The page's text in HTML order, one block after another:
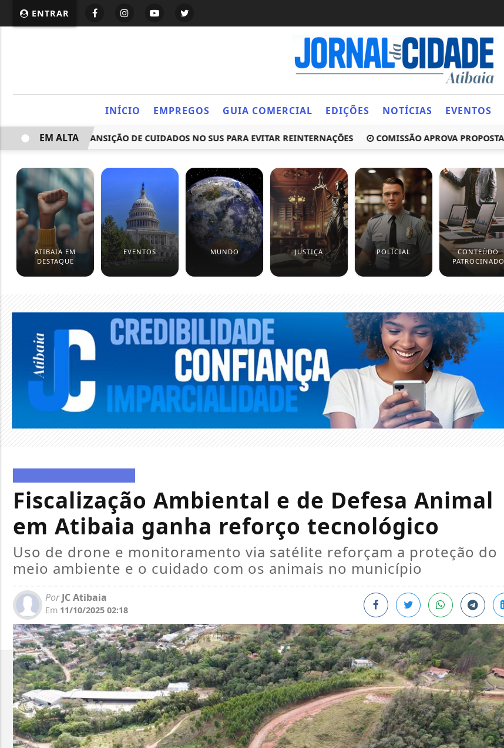
ENTRAR
INÍCIO EMPREGOS GUIA COMERCIAL EDIÇÕES NOTÍCIAS EVENTOS
DE TRANSIÇÃO DE CUIDADOS NO SUS PARA EVITAR REINTERNAÇÕES COMISSÃO APROVA PROPOSTA
EM ALTA
ATIBAIA EM
DESTAQUE
EVENTOS MUNDO JUSTIÇA POLICIAL
CONTEÚDO
PATROCINADO
Fiscalização Ambiental e de Defesa Animal
em Atibaia ganha reforço tecnológico
Uso de drone e monitoramento via satélite reforçam a proteção do
meio ambiente e o cuidado com os animais no município
PorJC Atibaia
Em 11/10/2025 02:18